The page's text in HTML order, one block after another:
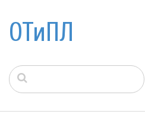
ОТиПЛ